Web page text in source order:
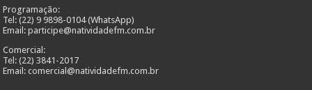
Programação:
Tel: (22) 9 9898-0104 (WhatsApp)
Email: participe@natividadefm.com.br
Comercial:
Tel: (22) 3841-2017
Email: comercial@natividadefm.com.br